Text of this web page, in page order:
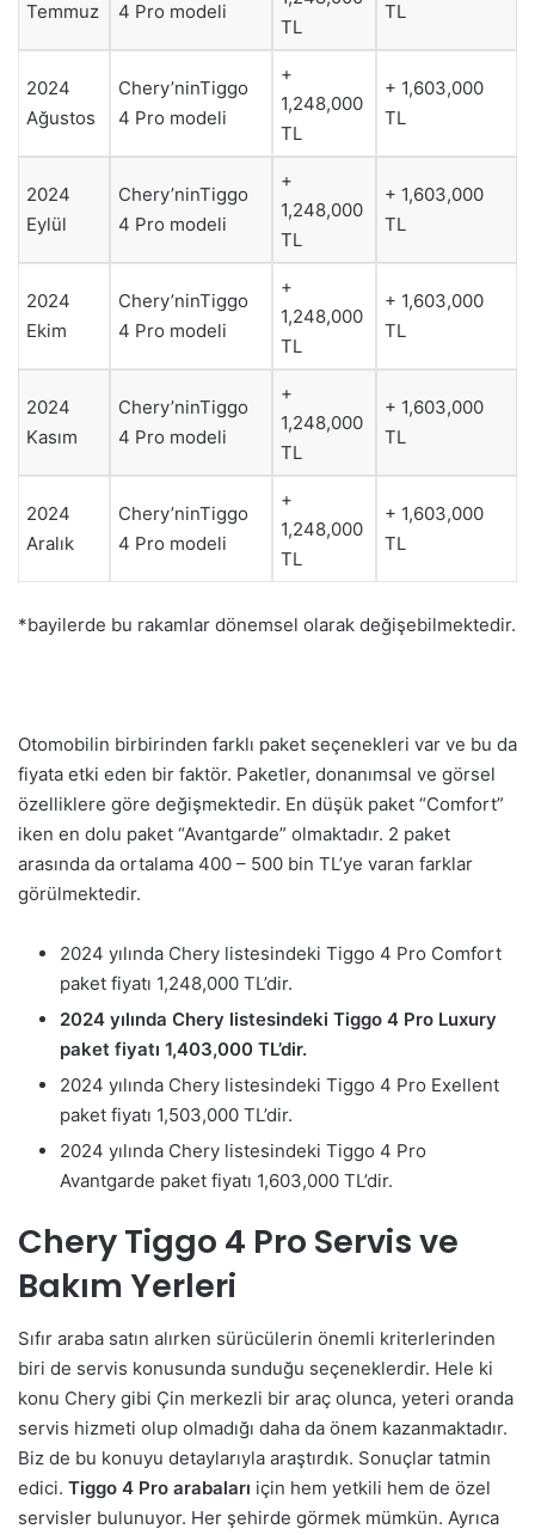
Temmuz 4 Pro modeli
TL
TL
2024
Ağustos
Chery’ninTiggo
4 Pro modeli
+
1,248,000
TL
+ 1,603,000
TL
2024
Eylül
Chery’ninTiggo
4 Pro modeli
+
1,248,000
TL
+ 1,603,000
TL
2024
Ekim
Chery’ninTiggo
4 Pro modeli
+
1,248,000
TL
+ 1,603,000
TL
2024
Kasım
Chery’ninTiggo
4 Pro modeli
+
1,248,000
TL
+ 1,603,000
TL
2024
Aralık
Chery’ninTiggo
4 Pro modeli
+
1,248,000
TL
+ 1,603,000
TL
*bayilerde bu rakamlar dönemsel olarak değişebilmektedir.
Otomobilin birbirinden farklı paket seçenekleri var ve bu da
fiyata etki eden bir faktör. Paketler, donanımsal ve görsel
özelliklere göre değişmektedir. En düşük paket “Comfort”
iken en dolu paket “Avantgarde” olmaktadır. 2 paket
arasında da ortalama 400 – 500 bin TL’ye varan farklar
görülmektedir.
2024 yılında Chery listesindeki Tiggo 4 Pro Comfort
paket fiyatı 1,248,000 TL’dir.
2024 yılında Chery listesindeki Tiggo 4 Pro Luxury
paket fiyatı 1,403,000 TL’dir.
2024 yılında Chery listesindeki Tiggo 4 Pro Exellent
paket fiyatı 1,503,000 TL’dir.
2024 yılında Chery listesindeki Tiggo 4 Pro
Avantgarde paket fiyatı 1,603,000 TL’dir.
Chery Tiggo 4 Pro Servis ve
Bakım Yerleri
Sıfır araba satın alırken sürücülerin önemli kriterlerinden
biri de servis konusunda sunduğu seçeneklerdir. Hele ki
konu Chery gibi Çin merkezli bir araç olunca, yeteri oranda
servis hizmeti olup olmadığı daha da önem kazanmaktadır.
Biz de bu konuyu detaylarıyla araştırdık. Sonuçlar tatmin
edici. Tiggo 4 Pro arabaları için hem yetkili hem de özel
servisler bulunuyor. Her şehirde görmek mümkün. Ayrıca